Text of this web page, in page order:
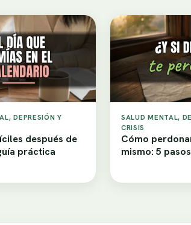
DEPRESIÓN Y
después de
práctica
SALUD MENTAL,
CRISIS
Cómo
mismo: 5